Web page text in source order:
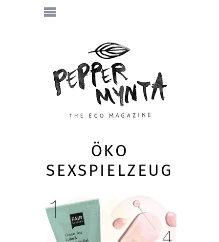
ÖKO
SEXSPIELZEUG